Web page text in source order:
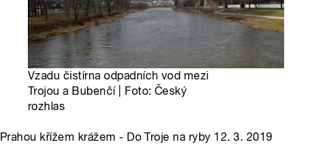
Vzadu čistírna odpadních vod mezi
Trojou a Bubenčí | Foto: Český
rozhlas
Prahou křížem krážem - Do Troje na ryby 12. 3. 2019